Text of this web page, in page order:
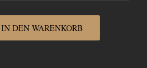
IN DEN WARENKORB